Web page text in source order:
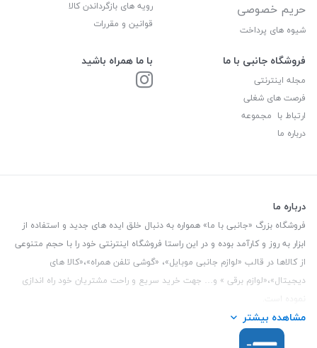
حریم خصوصی
شیوه های پرداخت
رویه های بازگرداندن کالا
قوانین و مقررات
فروشگاه جانبی با ما
مجله اینترنتی
فرصت های شغلی
ارتباط با مجموعه
درباره ما
با ما همراه باشید
درباره ما
فروشگاه بزرگ «جانبی با ما» همواره به دنبال خلق ایده های جدید و استفاده از
ابزار به روز و کارآمد بوده و در این راستا فروشگاه اینترنتی خود را با حجم متنوعی
از کالاها در قالب «لوازم جانبی موبایل»، «گوشی تلفن همراه»،«کالا های
دیجیتال»،«لوازم برقی » و… جهت خرید سریع و راحت مشتریان خود راه اندازی
این فروشگاه تمام تلاش خود را نموده تا کالاهایی با کیفیت و با حداقل قیمت
عرضه نماید.
مشاهده بیشتر